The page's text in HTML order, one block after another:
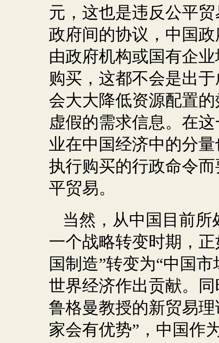
元，这也是违反公平
政府间的协议，中国
由政府机构或国有企
购买，这都不会是出
会大大降低资源配置
虚假的需求信息。在
业在中国经济中的分
执行购买的行政命令
平贸易。
当然，从中国目前
一个战略转变时期，
国制造”转变为“中国
世界经济作出贡献。
鲁格曼教授的新贸易
家会有优势”，中国作